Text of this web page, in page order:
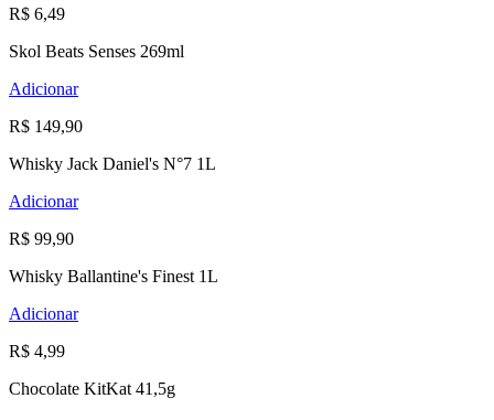
R$ 6,49
Skol Beats Senses 269ml
Adicionar
R$ 149,90
Whisky Jack Daniel's N°7 1L
Adicionar
R$ 99,90
Whisky Ballantine's Finest 1L
Adicionar
R$ 4,99
Chocolate KitKat 41,5g